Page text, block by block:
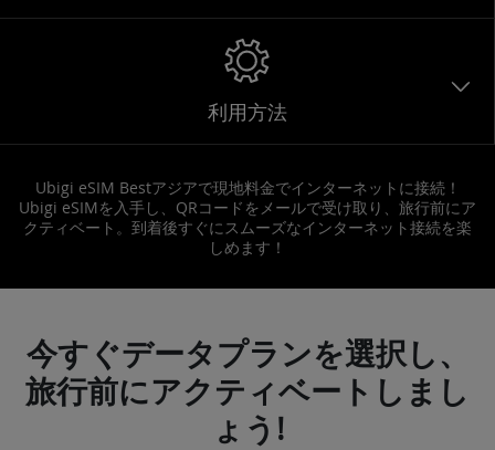
利用方法
Ubigi eSIM Bestアジアで現地料金でインターネットに接続！
Ubigi eSIMを入手し、QRコードをメールで受け取り、旅行前にア
クティベート。到着後すぐにスムーズなインターネット接続を楽
しめます！
今すぐデータプランを選択し、
旅行前にアクティベートしまし
ょう!